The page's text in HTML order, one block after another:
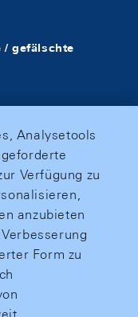
/ gefälschte
Analysetools
Verfügung zu
anzubieten
Form zu